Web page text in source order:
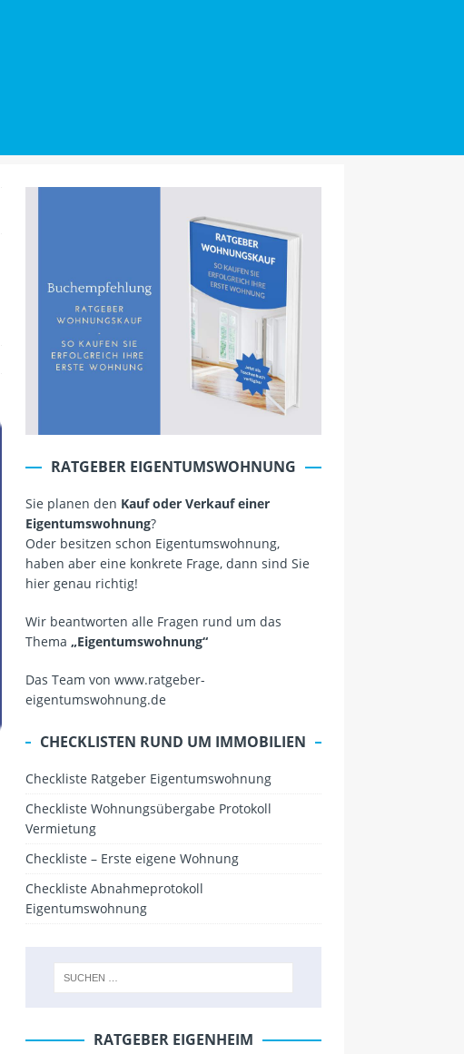
RATGEBER EIGENTUMSWOHNUNG
Sie planen den Kauf oder Verkauf einer
Eigentumswohnung?
Oder besitzen schon Eigentumswohnung,
haben aber eine konkrete Frage, dann sind Sie
hier genau richtig!
Wir beantworten alle Fragen rund um das
Thema „Eigentumswohnung“
Das Team von www.ratgeber-
eigentumswohnung.de
CHECKLISTEN RUND UM IMMOBILIEN
Checkliste Ratgeber Eigentumswohnung
Checkliste Wohnungsübergabe Protokoll
Vermietung
Checkliste – Erste eigene Wohnung
Checkliste Abnahmeprotokoll
Eigentumswohnung
RATGEBER EIGENHEIM